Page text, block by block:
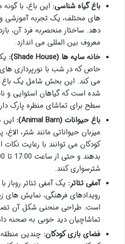
باغ گیاه شناسی: این باغ، با
های مختلف، یک تجربه آموزشی
دهد. ساختار منحصربه فرد آن،
معروف بین المللی می اندازد.
خانه سایه ها (Shade House):
خاص که در شب با نورپردازی های
می کند. این بخش شامل یک باغ
شده است که گیاهان استوایی و
سطح برای تماشای منظره پارک
باغ حیوانات (Animal Barn):
میزبان حیواناتی مانند شتر،
کودکان می توانند با رعایت نکات
شترسواری کنند.
آمفی تئاتر: یک آمفی تئاتر روباز
رویدادهای فرهنگی، نمایش های
است. طراحی منحنی شکل آن
تماشاچیان دید خوبی به صحنه
فضای بازی کودکان: چندین